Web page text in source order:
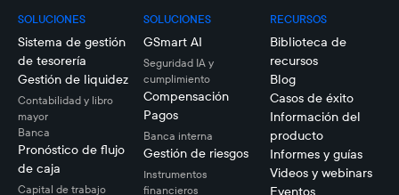
SOLUCIONES
Sistema de gestión
de tesorería
Gestión de liquidez
Contabilidad y libro
mayor
Banca
Pronóstico de flujo
de caja
Capital de trabajo
SOLUCIONES
GSmart AI
Seguridad IA y
cumplimiento
Compensación
Pagos
Banca interna
Gestión de riesgos
Instrumentos
financieros
RECURSOS
Biblioteca de
recursos
Blog
Casos de éxito
Información del
producto
Informes y guías
Videos y webinars
Eventos